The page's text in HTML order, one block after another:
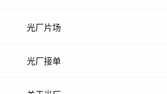
热门音乐
光厂片场
上传案例
光厂接单